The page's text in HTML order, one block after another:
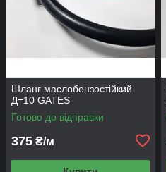
Шланг маслобензостійкий
Д=10 GATES
Готово до відправки
375 ₴/м